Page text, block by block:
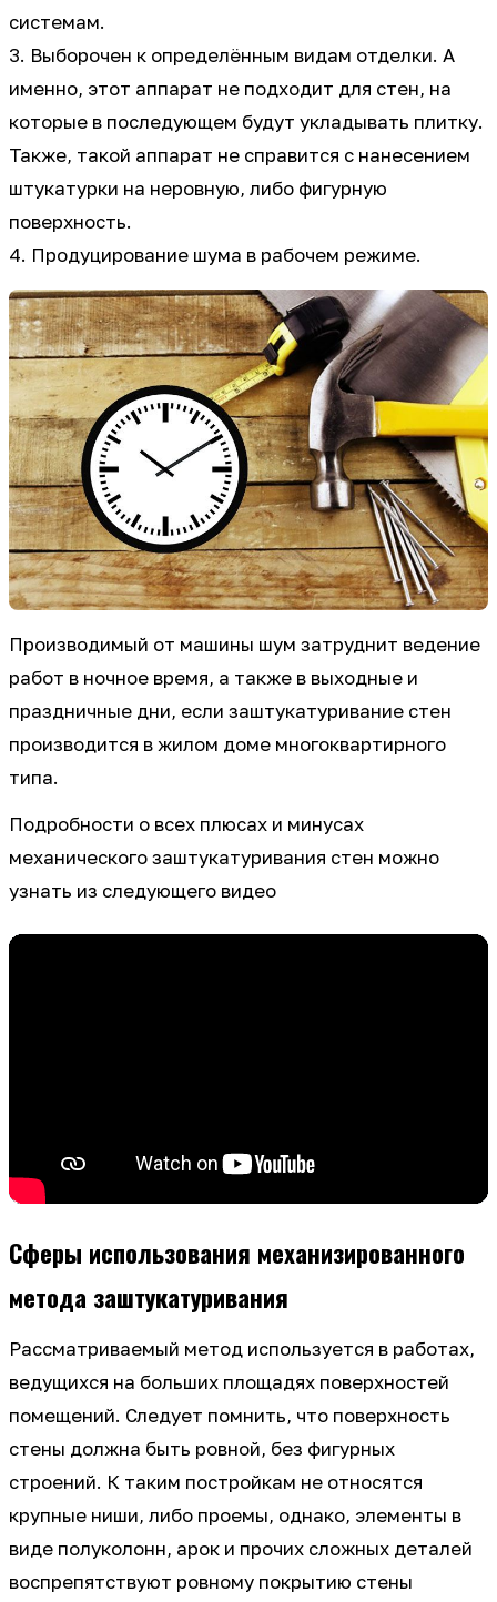
системам.
3. Выборочен к определённым видам отделки. А
именно, этот аппарат не подходит для стен, на
которые в последующем будут укладывать плитку.
Также, такой аппарат не справится с нанесением
штукатурки на неровную, либо фигурную
поверхность.
4. Продуцирование шума в рабочем режиме.
Производимый от машины шум затруднит ведение
работ в ночное время, а также в выходные и
праздничные дни, если заштукатуривание стен
производится в жилом доме многоквартирного
типа.
Подробности о всех плюсах и минусах
механического заштукатуривания стен можно
узнать из следующего видео
Сферы использования механизированного
метода заштукатуривания
Рассматриваемый метод используется в работах,
ведущихся на больших площадях поверхностей
помещений. Следует помнить, что поверхность
стены должна быть ровной, без фигурных
строений. К таким постройкам не относятся
крупные ниши, либо проемы, однако, элементы в
виде полуколонн, арок и прочих сложных деталей
воспрепятствуют ровному покрытию стены